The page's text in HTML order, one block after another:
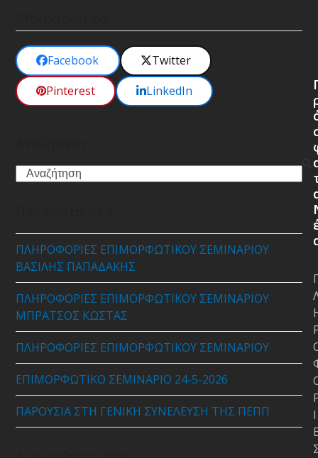
Facebook
Twitter
Pinterest
LinkedIn
Search
ΠΛΗΡΟΦΟΡΙΕΣ ΕΠΙΜΟΡΦΩΤΙΚΟΥ ΣΕΜΙΝΑΡΙΟΥ
ΒΑΣΙΛΗΣ ΠΑΠΑΔΑΚΗΣ
ΠΛΗΡΟΦΟΡΙΕΣ ΕΠΙΜΟΡΦΩΤΙΚΟΥ ΣΕΜΙΝΑΡΙΟΥ
ΜΠΡΑΤΣΟΣ ΚΩΣΤΑΣ
ΠΛΗΡΟΦΟΡΙΕΣ ΕΠΙΜΟΡΦΩΤΙΚΟΥ ΣΕΜΙΝΑΡΙΟΥ
ΕΠΙΜΟΡΦΩΤΙΚΟ ΣΕΜΙΝΑΡΙΟ 24-5-2026
ΠΑΡΟΥΣΙΑ ΣΤΗ ΓΕΝΙΚΗ ΣΥΝΕΛΕΥΣΗ ΤΗΣ ΠΕΠΠ
Ι